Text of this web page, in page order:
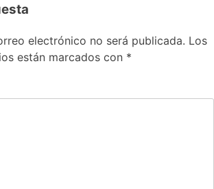
electrónico no será publicada. Los
están marcados con *